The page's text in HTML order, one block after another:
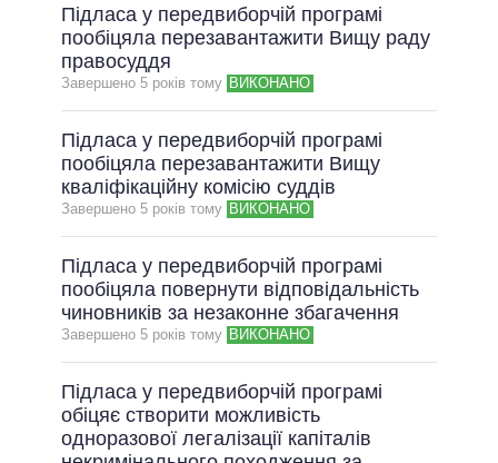
АРХІВНІ ОБІЦЯНКИ
Підласа у передвиборчій програмі
пообіцяла перезавантажити Вищу раду
правосуддя
Завершено 5 рокiв тому ВИКОНАНО
Підласа у передвиборчій програмі
пообіцяла перезавантажити Вищу
кваліфікаційну комісію суддів
Завершено 5 рокiв тому ВИКОНАНО
Підласа у передвиборчій програмі
пообіцяла повернути відповідальність
чиновників за незаконне збагачення
Завершено 5 рокiв тому ВИКОНАНО
Підласа у передвиборчій програмі
обіцяє створити можливість
одноразової легалізації капіталів